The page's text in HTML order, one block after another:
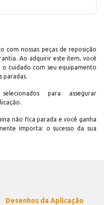
com nossas peças de reposição
Ao adquirir este item, você
cuidado com seu equipamento
paradas.
para assegurar
não fica parada e você ganha
importa: o sucesso da sua
Desenhos da Aplicação